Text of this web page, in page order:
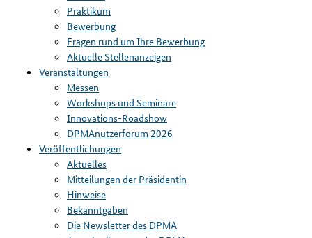
Praktikum
Bewerbung
Fragen rund um Ihre Bewerbung
Aktuelle Stellenanzeigen
Veranstaltungen
Messen
Workshops und Seminare
Innovations-Roadshow
DPMAnutzerforum 2026
Veröffentlichungen
Aktuelles
Mitteilungen der Präsidentin
Hinweise
Bekanntgaben
Die Newsletter des DPMA